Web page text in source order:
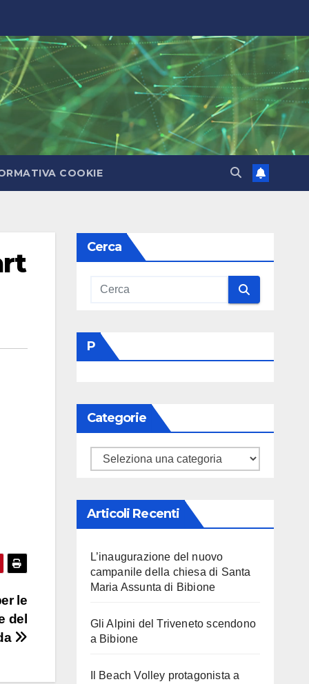
COOKIE
le
del
Cerca
P
Categorie
Categorie
Articoli Recenti
L’inaugurazione del nuovo
campanile della chiesa di Santa
Maria Assunta di Bibione
Gli Alpini del Triveneto scendono
a Bibione
Il Beach Volley protagonista a